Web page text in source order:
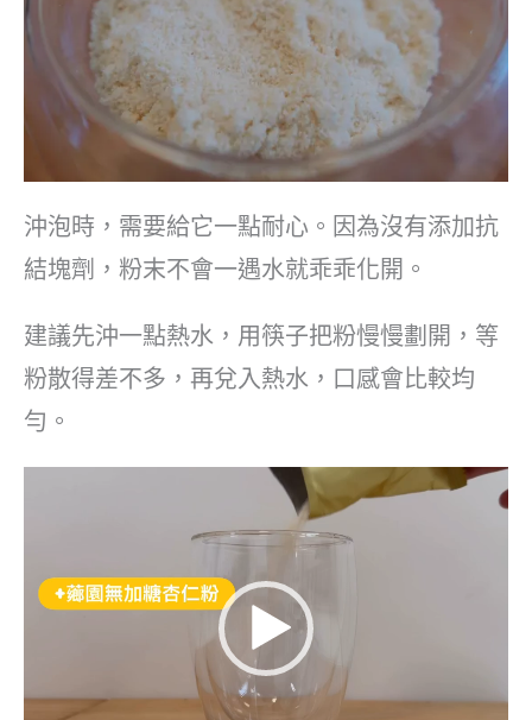
沖泡時，需要給它一點耐心。因為沒有添加抗
結塊劑，粉末不會一遇水就乖乖化開。
建議先沖一點熱水，用筷子把粉慢慢劃開，等
粉散得差不多，再兌入熱水，口感會比較均
勻。
播
放